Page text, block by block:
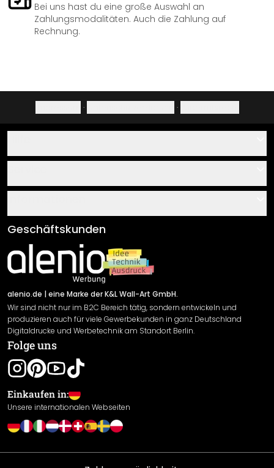
Bei uns hast du eine große Auswahl an
Zahlungsmodalitäten. Auch die Zahlung auf
Rechnung.
· ·
Über uns
Klebe- und Montageanleitungen
Newsletter An-/Abmeldung
Sendungsverfolgung
AGB
Impressum
Versand & Zahlung
Rücksendung
Widerrufsrecht
Datenschutzerklärung
Gewährleistung
Leistungserklärung / CE-Zeichen
Cookie Einstellungen
Geschäftskunden
alenio.de | eine Marke der K&L Wall-Art GmbH.
Wir sind nicht nur im B2C Bereich tätig, sondern entwickeln und
produzieren auch für viele Gewerbekunden in ganz Deutschland
Digitaldrucke und Werbetechnik am Standort Berlin.
Folge uns
Einkaufen in:
Unsere internationalen Webseiten